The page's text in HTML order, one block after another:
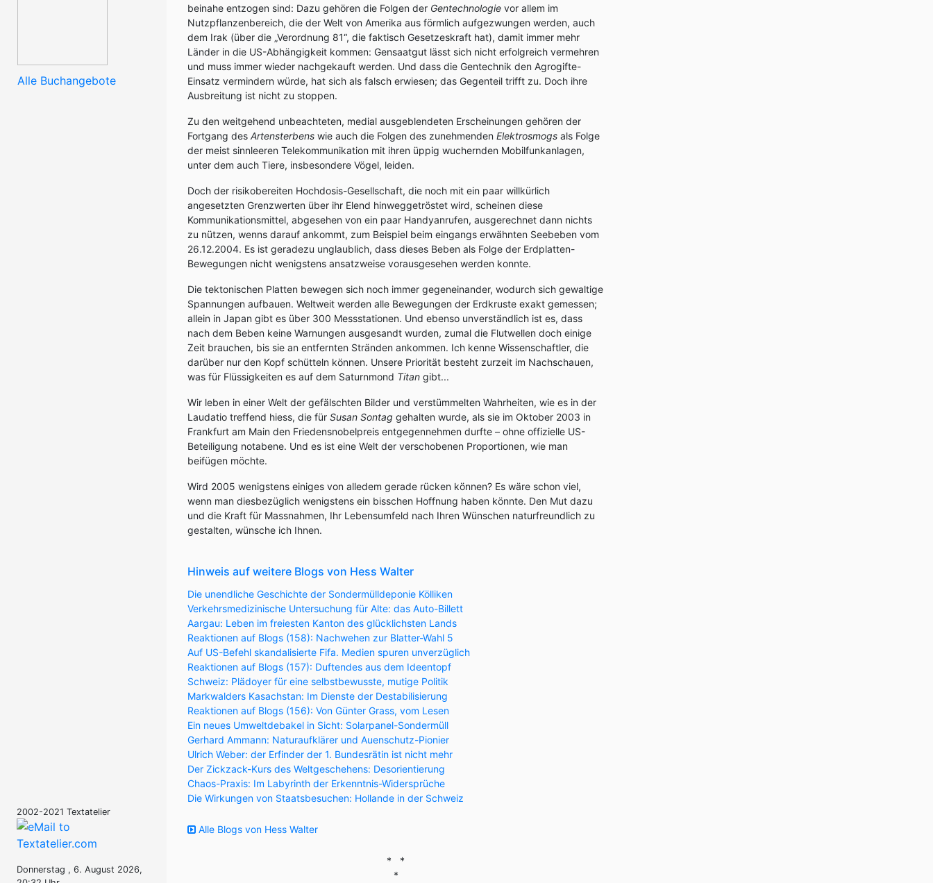
Alle Buchangebote
2002-2021 Textatelier
Donnerstag , 6. August 2026,
beinahe entzogen sind: Dazu gehören die Folgen der Gentechnologie vor allem im
Nutzpflanzenbereich, die der Welt von Amerika aus förmlich aufgezwungen werden, auch
dem Irak (über die „Verordnung 81“, die faktisch Gesetzeskraft hat), damit immer mehr
Länder in die US-Abhängigkeit kommen: Gensaatgut lässt sich nicht erfolgreich vermehren
und muss immer wieder nachgekauft werden. Und dass die Gentechnik den Agrogifte-
Einsatz vermindern würde, hat sich als falsch erwiesen; das Gegenteil trifft zu. Doch ihre
Ausbreitung ist nicht zu stoppen.
Zu den weitgehend unbeachteten, medial ausgeblendeten Erscheinungen gehören der
Fortgang des Artensterbens wie auch die Folgen des zunehmenden Elektrosmogs als Folge
der meist sinnleeren Telekommunikation mit ihren üppig wuchernden Mobilfunkanlagen,
unter dem auch Tiere, insbesondere Vögel, leiden.
Doch der risikobereiten Hochdosis-Gesellschaft, die noch mit ein paar willkürlich
angesetzten Grenzwerten über ihr Elend hinweggetröstet wird, scheinen diese
Kommunikationsmittel, abgesehen von ein paar Handyanrufen, ausgerechnet dann nichts
zu nützen, wenns darauf ankommt, zum Beispiel beim eingangs erwähnten Seebeben vom
26.12.2004. Es ist geradezu unglaublich, dass dieses Beben als Folge der Erdplatten-
Bewegungen nicht wenigstens ansatzweise vorausgesehen werden konnte.
Die tektonischen Platten bewegen sich noch immer gegeneinander, wodurch sich gewaltige
Spannungen aufbauen. Weltweit werden alle Bewegungen der Erdkruste exakt gemessen;
allein in Japan gibt es über 300 Messstationen. Und ebenso unverständlich ist es, dass
nach dem Beben keine Warnungen ausgesandt wurden, zumal die Flutwellen doch einige
Zeit brauchen, bis sie an entfernten Stränden ankommen. Ich kenne Wissenschaftler, die
darüber nur den Kopf schütteln können. Unsere Priorität besteht zurzeit im Nachschauen,
was für Flüssigkeiten es auf dem Saturnmond Titan gibt...
Wir leben in einer Welt der gefälschten Bilder und verstümmelten Wahrheiten, wie es in der
Laudatio treffend hiess, die für Susan Sontag gehalten wurde, als sie im Oktober 2003 in
Frankfurt am Main den Friedensnobelpreis entgegennehmen durfte – ohne offizielle US-
Beteiligung notabene. Und es ist eine Welt der verschobenen Proportionen, wie man
beifügen möchte.
Wird 2005 wenigstens einiges von alledem gerade rücken können? Es wäre schon viel,
wenn man diesbezüglich wenigstens ein bisschen Hoffnung haben könnte. Den Mut dazu
und die Kraft für Massnahmen, Ihr Lebensumfeld nach Ihren Wünschen naturfreundlich zu
gestalten, wünsche ich Ihnen.
Hinweis auf weitere Blogs von Hess Walter
Die unendliche Geschichte der Sondermülldeponie Kölliken
Verkehrsmedizinische Untersuchung für Alte: das Auto-Billett
Aargau: Leben im freiesten Kanton des glücklichsten Lands
Reaktionen auf Blogs (158): Nachwehen zur Blatter-Wahl 5
Auf US-Befehl skandalisierte Fifa. Medien spuren unverzüglich
Reaktionen auf Blogs (157): Duftendes aus dem Ideentopf
Schweiz: Plädoyer für eine selbstbewusste, mutige Politik
Markwalders Kasachstan: Im Dienste der Destabilisierung
Reaktionen auf Blogs (156): Von Günter Grass, vom Lesen
Ein neues Umweltdebakel in Sicht: Solarpanel-Sondermüll
Gerhard Ammann: Naturaufklärer und Auenschutz-Pionier
Ulrich Weber: der Erfinder der 1. Bundesrätin ist nicht mehr
Der Zickzack-Kurs des Weltgeschehens: Desorientierung
Chaos-Praxis: Im Labyrinth der Erkenntnis-Widersprüche
Die Wirkungen von Staatsbesuchen: Hollande in der Schweiz
Alle Blogs von Hess Walter
* *
*